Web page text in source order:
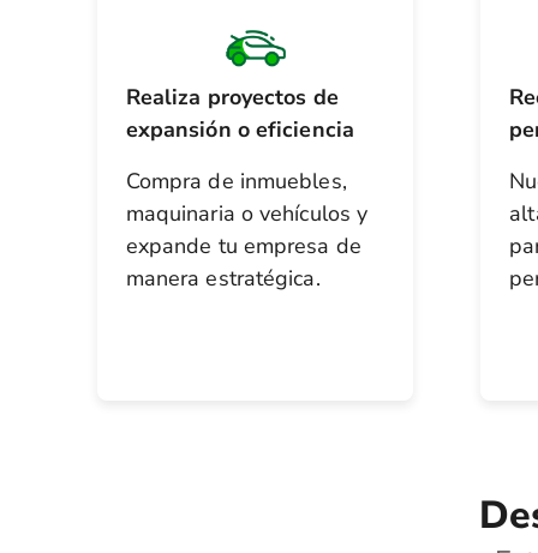
Realiza proyectos de
expansión o eficiencia
Compra de inmuebles,
maquinaria o vehículos y
expande tu empresa de
manera estratégica.